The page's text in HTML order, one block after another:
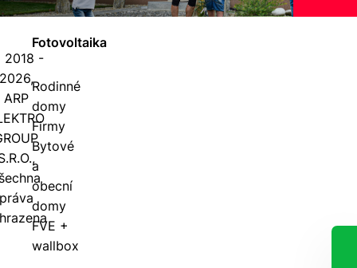
Fotovoltaika
Rodinné
domy
Firmy
Bytové
a
obecní
domy
FVE +
wallbox
-
ARP